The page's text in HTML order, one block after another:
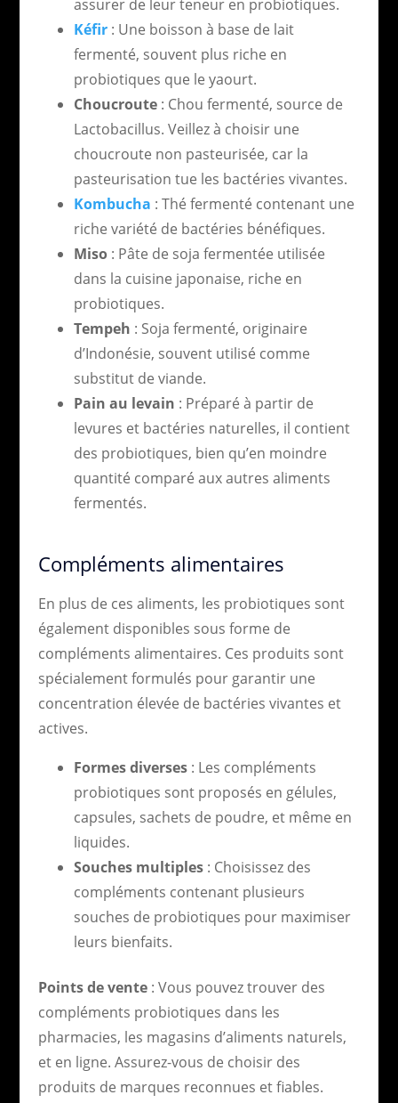
assurer de leur teneur en probiotiques.
Kéfir: Une boisson à base de lait
fermenté, souvent plus riche en
probiotiques que le yaourt.
Choucroute: Chou fermenté, source de
Lactobacillus. Veillez à choisir une
choucroute non pasteurisée, car la
pasteurisation tue les bactéries vivantes.
Kombucha : Thé fermenté contenant une
riche variété de bactéries bénéfiques.
Miso: Pâte de soja fermentée utilisée
dans la cuisine japonaise, riche en
probiotiques.
Tempeh : Soja fermenté, originaire
d’Indonésie, souvent utilisé comme
substitut de viande.
Pain au levain : Préparé à partir de
levures et bactéries naturelles, il contient
des probiotiques, bien qu’en moindre
quantité comparé aux autres aliments
fermentés.
Compléments alimentaires
En plus de ces aliments, les probiotiques sont
également disponibles sous forme de
compléments alimentaires. Ces produits sont
spécialement formulés pour garantir une
concentration élevée de bactéries vivantes et
actives.
Formes diverses: Les compléments
probiotiques sont proposés en gélules,
capsules, sachets de poudre, et même en
liquides.
Souches multiples: Choisissez des
compléments contenant plusieurs
souches de probiotiques pour maximiser
leurs bienfaits.
Points de vente: Vous pouvez trouver des
compléments probiotiques dans les
pharmacies, les magasins d’aliments naturels,
et en ligne. Assurez-vous de choisir des
produits de marques reconnues et fiables.